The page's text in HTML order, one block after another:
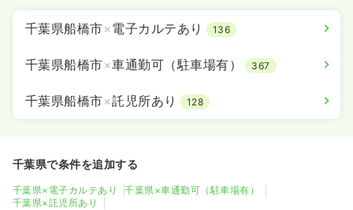
千葉県船橋市×電子カルテあり 136
千葉県船橋市×車通勤可（駐車場有） 367
千葉県船橋市×託児所あり 128
千葉県で条件を追加する
千葉県×電子カルテあり
千葉県×車通勤可（駐車場有）
千葉県×託児所あり